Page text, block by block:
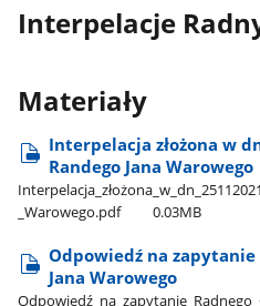
Interpelacje
Materiały
Interpelacja złożona w
Randego Jana Warowego
_Warowego.pdf
0.03MB
Odpowiedź na zapytanie
Jana Warowego